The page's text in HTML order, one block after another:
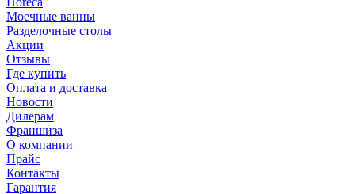
Моечные ванны
Разделочные столы
Акции
Отзывы
Где купить
Оплата и доставка
Новости
Дилерам
Франшиза
О компании
Прайс
Контакты
Гарантия